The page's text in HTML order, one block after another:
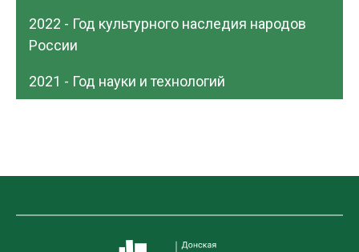
2022 - Год культурного наследия народов
России
2021 - Год науки и технологий